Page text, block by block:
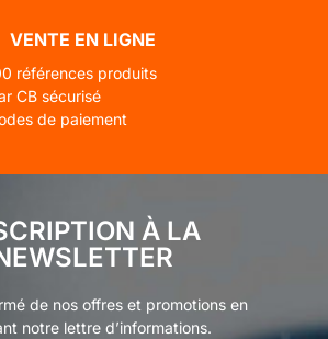
VENTE EN LIGNE
références produits
CB sécurisé
de paiement
À LA
de nos offres et promotions en
notre lettre d’informations.